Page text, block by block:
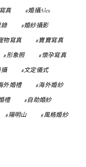
真 婚攝Alex
錄 婚紗攝影
物寫真 寶寶寫真
形象照 懷孕寫真
攝 文定儀式
外婚禮 海外婚紗
禮 自助婚紗
陽明山 風格婚紗